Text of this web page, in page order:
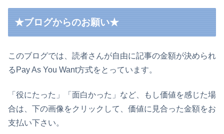
★ブログからのお願い★
このブログでは、読者さんが自由に記事の金額が決められ
るPay As You Want方式をとっています。
「役にたった」「面白かった」など、もし価値を感じた場
合は、下の画像をクリックして、価値に見合った金額をお
支払い下さい。